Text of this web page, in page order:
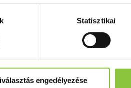
Statisztikai
engedélyezése